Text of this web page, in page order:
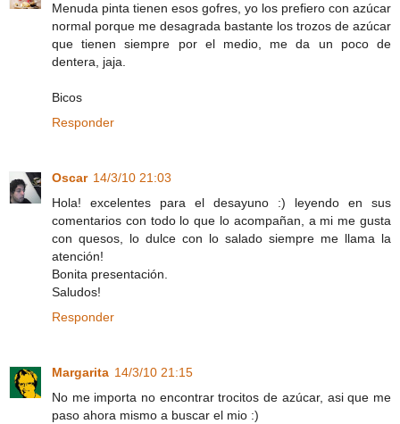
Menuda pinta tienen esos gofres, yo los prefiero con azúcar
normal porque me desagrada bastante los trozos de azúcar
que tienen siempre por el medio, me da un poco de
dentera, jaja.
Bicos
Responder
Oscar 14/3/10 21:03
Hola! excelentes para el desayuno :) leyendo en sus
comentarios con todo lo que lo acompañan, a mi me gusta
con quesos, lo dulce con lo salado siempre me llama la
atención!
Bonita presentación.
Saludos!
Responder
Margarita 14/3/10 21:15
No me importa no encontrar trocitos de azúcar, asi que me
paso ahora mismo a buscar el mio :)